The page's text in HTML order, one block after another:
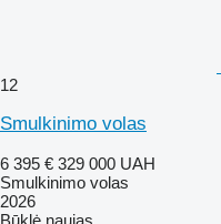
12
Smulkinimo volas
6 395 € 329 000 UAH
Smulkinimo volas
2026
Būklė naujas